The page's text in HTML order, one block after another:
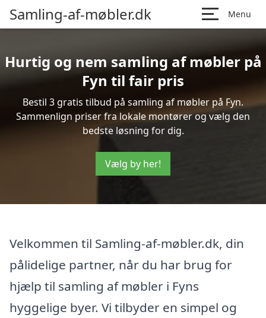
Samling-af-møbler.dk Menu
Hurtig og nem samling af møbler på
Fyn til fair pris
Bestil 3 gratis tilbud på samling af møbler på Fyn.
Sammenlign priser fra lokale montører og vælg den
bedste løsning for dig.
Vælg by her!
Velkommen til Samling-af-møbler.dk, din
pålidelige partner, når du har brug for
hjælp til samling af møbler i Fyns
hyggelige byer. Vi tilbyder en simpel og